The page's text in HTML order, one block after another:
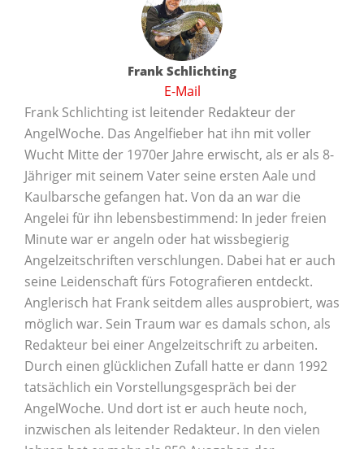
Frank Schlichting
E-Mail
Frank Schlichting ist leitender Redakteur der
AngelWoche. Das Angelfieber hat ihn mit voller
Wucht Mitte der 1970er Jahre erwischt, als er als 8-
Jähriger mit seinem Vater seine ersten Aale und
Kaulbarsche gefangen hat. Von da an war die
Angelei für ihn lebensbestimmend: In jeder freien
Minute war er angeln oder hat wissbegierig
Angelzeitschriften verschlungen. Dabei hat er auch
seine Leidenschaft fürs Fotografieren entdeckt.
Anglerisch hat Frank seitdem alles ausprobiert, was
möglich war. Sein Traum war es damals schon, als
Redakteur bei einer Angelzeitschrift zu arbeiten.
Durch einen glücklichen Zufall hatte er dann 1992
tatsächlich ein Vorstellungsgespräch bei der
AngelWoche. Und dort ist er auch heute noch,
inzwischen als leitender Redakteur. In den vielen